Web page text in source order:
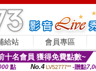
給站 會員專區
十名會員 獲得免費點數~
點 No.4 LV52777** -贈點